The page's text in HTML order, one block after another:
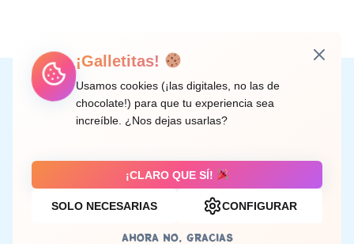
Instagram
Facebook
X LinkedIn
Correo electrónico
C/ Doctor Rodríguez de la Fuente, 8 València
Aviso legal
¡Galletitas!
Usamos cookies (¡las digitales, no las de
chocolate!) para que tu experiencia sea
increíble. ¿Nos dejas usarlas?
¡CLARO QUE SÍ!
SOLO NECESARIAS CONFIGURAR
AHORA NO, GRACIAS